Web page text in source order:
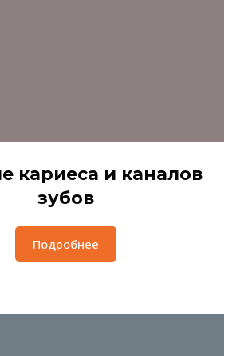
кариеса и каналов
зубов
Подробнее